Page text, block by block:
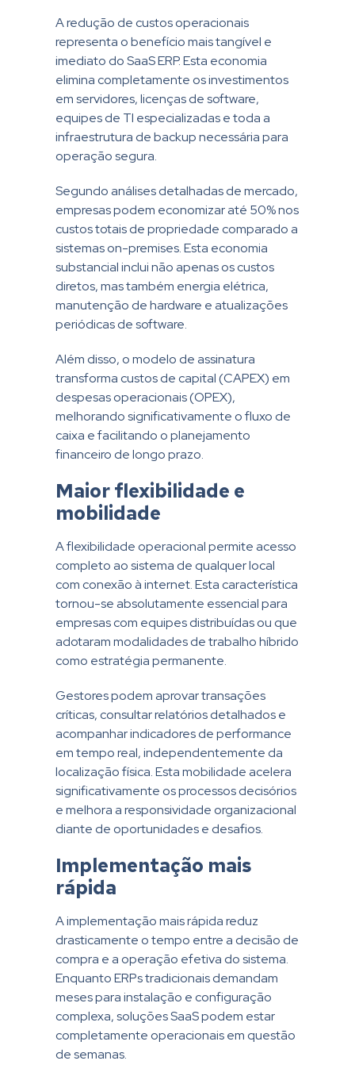
A redução de custos operacionais
representa o benefício mais tangível e
imediato do SaaS ERP. Esta economia
elimina completamente os investimentos
em servidores, licenças de software,
equipes de TI especializadas e toda a
infraestrutura de backup necessária para
operação segura.
Segundo análises detalhadas de mercado,
empresas podem economizar até 50% nos
custos totais de propriedade comparado a
sistemas on-premises. Esta economia
substancial inclui não apenas os custos
diretos, mas também energia elétrica,
manutenção de hardware e atualizações
periódicas de software.
Além disso, o modelo de assinatura
transforma custos de capital (CAPEX) em
despesas operacionais (OPEX),
melhorando significativamente o fluxo de
caixa e facilitando o planejamento
financeiro de longo prazo.
Maior flexibilidade e
mobilidade
A flexibilidade operacional permite acesso
completo ao sistema de qualquer local
com conexão à internet. Esta característica
tornou-se absolutamente essencial para
empresas com equipes distribuídas ou que
adotaram modalidades de trabalho híbrido
como estratégia permanente.
Gestores podem aprovar transações
críticas, consultar relatórios detalhados e
acompanhar indicadores de performance
em tempo real, independentemente da
localização física. Esta mobilidade acelera
significativamente os processos decisórios
e melhora a responsividade organizacional
diante de oportunidades e desafios.
Implementação mais
rápida
A implementação mais rápida reduz
drasticamente o tempo entre a decisão de
compra e a operação efetiva do sistema.
Enquanto ERPs tradicionais demandam
meses para instalação e configuração
complexa, soluções SaaS podem estar
completamente operacionais em questão
de semanas.